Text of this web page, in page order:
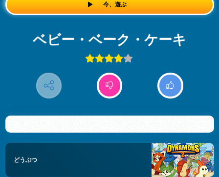
今、遊ぶ
ベビー・ベーク・ケーキ
どうぶつ